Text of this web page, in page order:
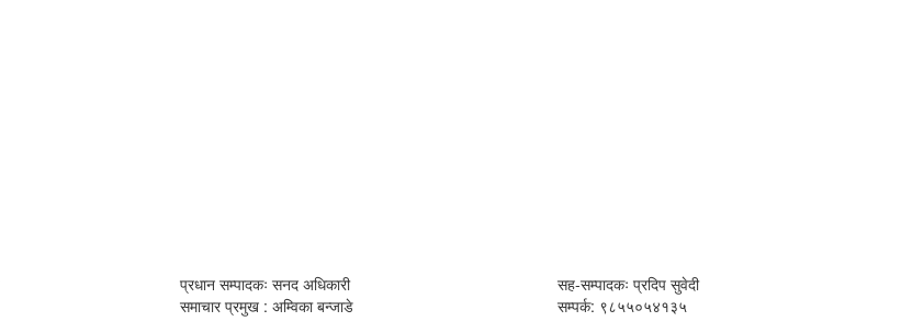
प्रधान सम्पादकः सनद अधिकारी
समाचार प्रमुख : अम्विका बन्जाडे
सह-सम्पादकः प्रदिप सुवेदी
सम्पर्क: ९८५५०५४१३५